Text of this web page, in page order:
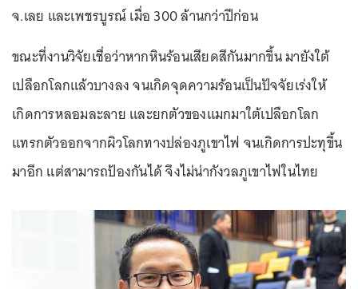
จ.เลย และเพชรบูรณ์ เมื่อ 300 ล้านกว่าปีก่อน
ขณะที่งานวิจัยเชื่อว่าหากหินร้อนเสียดสีกันมากขึ้น มายังใต้
เปลือกโลกแล้วบางลง จนเกิดจุดความร้อนเป็นปัจจัยเร่งให้
เกิดการหลอมละลาย และยกตัวของแมกมาใต้เปลือกโลก
แทรกตัวออกจากผิวโลกทางปล่องภูเขาไฟ จนเกิดการปะทุขึ้น
มาอีก แต่สามารถป้องกันได้ จึงไม่น่ากังวลภูเขาไฟในไทย